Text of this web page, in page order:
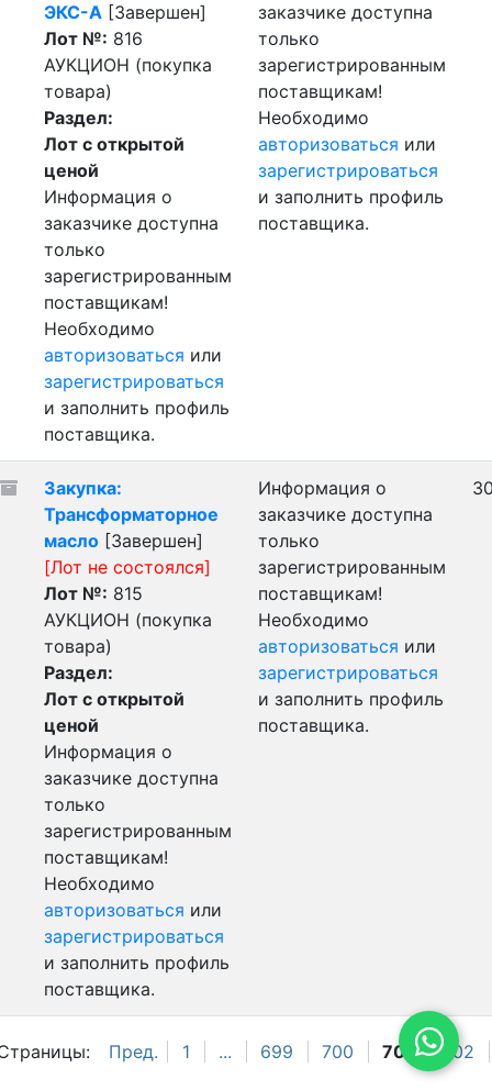
Пред. 1 ... 699 700 701 702
ЭКС-А [Завершен]
Лот №: 816
АУКЦИОН (покупка
товара)
Раздел:
Лот с открытой
ценой
Информация о
заказчике доступна
только
зарегистрированным
поставщикам!
Необходимо
авторизоваться или
зарегистрироваться
и заполнить профиль
поставщика.
заказчике доступна
только
зарегистрированным
поставщикам!
Необходимо
авторизоваться или
зарегистрироваться
и заполнить профиль
поставщика.
Закупка:
Трансформаторное
масло [Завершен]
[Лот не состоялся]
Лот №: 815
АУКЦИОН (покупка
товара)
Раздел:
Лот с открытой
ценой
Информация о
заказчике доступна
только
зарегистрированным
поставщикам!
Необходимо
авторизоваться или
зарегистрироваться
и заполнить профиль
поставщика.
Информация о
заказчике доступна
только
зарегистрированным
поставщикам!
Необходимо
авторизоваться или
зарегистрироваться
и заполнить профиль
поставщика.